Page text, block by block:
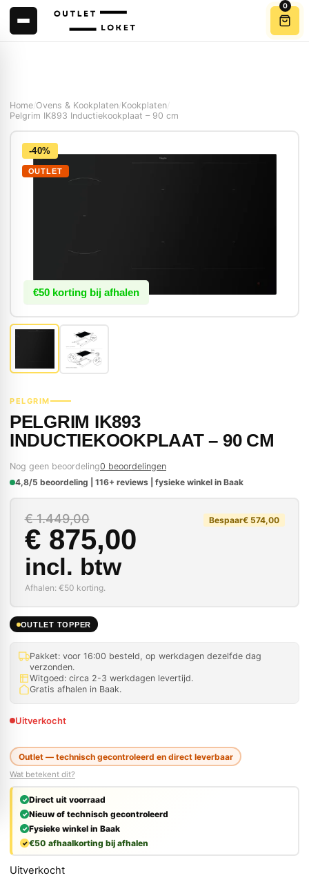
0
Home Ovens & Kookplaten Kookplaten
Pelgrim IK893 Inductiekookplaat – 90 cm
-40%
OUTLET
€50 korting bij afhalen
PELGRIM
PELGRIM IK893
INDUCTIEKOOKPLAAT – 90 CM
Nog geen beoordeling0 beoordelingen
4,8/5 beoordeling | 116+ reviews | fysieke winkel in Baak
€1.449,00
Oorspronkelijke
€875,00
Huidige prijs is: €
incl. btw
Bespaar€574,00
Afhalen: €50 korting.
OUTLET TOPPER
Pakket: voor 16:00 besteld, op werkdagen dezelfde dag
verzonden.
Witgoed: circa 2-3 werkdagen levertijd.
Gratis afhalen in Baak.
Uitverkocht
Outlet — technisch gecontroleerd en direct leverbaar
Wat betekent dit?
Direct uit voorraad
Nieuw of technisch gecontroleerd
Fysieke winkel in Baak
€50 afhaalkorting bij afhalen
Uitverkocht